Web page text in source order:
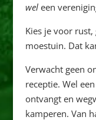
weleen
Kies je voor
moestuin. Dat
Verwacht geen
receptie. Wel
ontvangt en
kamperen. Van